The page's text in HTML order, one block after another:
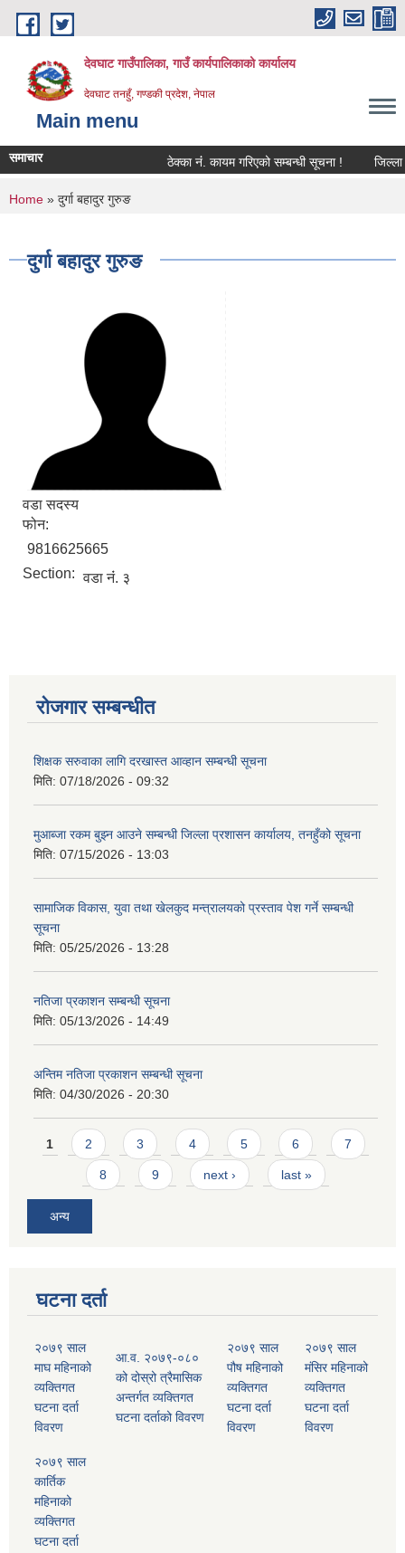
Skip to main content
देवघाट गाउँपालिका, गाउँ कार्यपालिकाको कार्यालय
देवघाट तनहुँ, गण्डकी प्रदेश, नेपाल
Main menu
समाचार ठेक्का नंं. कायम गरिएको सम्बन्धी सूचना ! जिल्ला
You are here
Home » दुर्गा बहादुर गुरुङ
दुर्गा बहादुर गुरुङ
वडा सदस्य
फोन:
9816625665
Section: वडा नंं. ३
रोजगार सम्बन्धीत
शिक्षक सरुवाका लागि दरखास्त आव्हान सम्बन्धी सूचना
मिति: 07/18/2026 - 09:32
मुआब्जा रकम बुझ्न आउने सम्बन्धी जिल्ला प्रशासन कार्यालय, तनहुँको सूचना
मिति: 07/15/2026 - 13:03
सामाजिक विकास, युवा तथा खेलकुद मन्त्रालयको प्रस्ताव पेश गर्ने सम्बन्धी
सूचना
मिति: 05/25/2026 - 13:28
नतिजा प्रकाशन सम्बन्धी सूचना
मिति: 05/13/2026 - 14:49
अन्तिम नतिजा प्रकाशन सम्बन्धी सूचना
मिति: 04/30/2026 - 20:30
Pages
1 2 3 4 5 6 7
8 9 next › last »
अन्य
घटना दर्ता
२०७९ साल
माघ महिनाको
व्यक्तिगत
घटना दर्ता
विवरण
आ.व. २०७९-०८०
को दोस्रो त्रैमासिक
अन्तर्गत व्यक्तिगत
घटना दर्ताको विवरण
२०७९ साल
पौष महिनाको
व्यक्तिगत
घटना दर्ता
विवरण
२०७९ साल
मंसिर महिनाको
व्यक्तिगत
घटना दर्ता
विवरण
२०७९ साल
कार्तिक
महिनाको
व्यक्तिगत
घटना दर्ता